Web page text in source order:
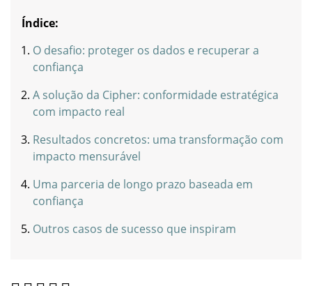
Índice:
O desafio: proteger os dados e recuperar a
confiança
A solução da Cipher: conformidade estratégica
com impacto real
Resultados concretos: uma transformação com
impacto mensurável
Uma parceria de longo prazo baseada em
confiança
Outros casos de sucesso que inspiram